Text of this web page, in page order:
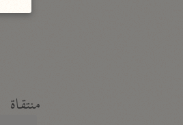
منتقاة